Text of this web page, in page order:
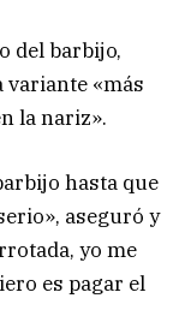
del barbijo,
«más
la nariz».
hasta que
aseguró y
yo me
es pagar el